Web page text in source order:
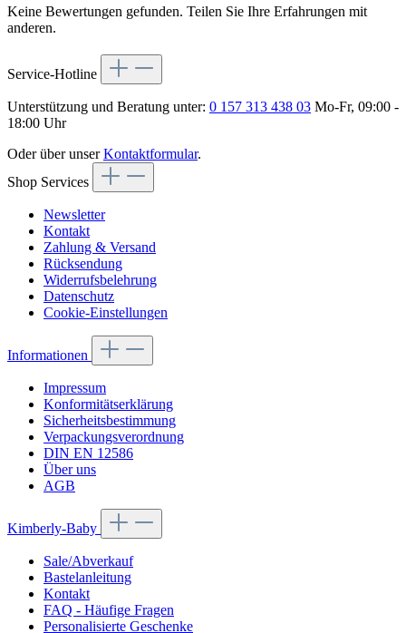
Keine Bewertungen gefunden. Teilen Sie Ihre Erfahrungen mit
anderen.
Service-Hotline
Unterstützung und Beratung unter: 0 157 313 438 03 Mo-Fr, 09:00 -
18:00 Uhr
Oder über unserKontaktformular.
Shop Services
Newsletter
Kontakt
Zahlung & Versand
Rücksendung
Widerrufsbelehrung
Datenschutz
Cookie-Einstellungen
Informationen
Impressum
Konformitätserklärung
Sicherheitsbestimmung
Verpackungsverordnung
DIN EN 12586
Über uns
AGB
Kimberly-Baby
Sale/Abverkauf
Bastelanleitung
Kontakt
FAQ - Häufige Fragen
Personalisierte Geschenke